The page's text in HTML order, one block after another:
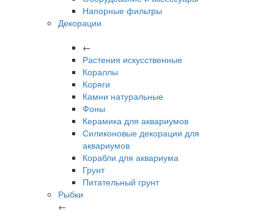
Напорные фильтры
Декорации
←
Растения искусственные
Кораллы
Коряги
Камни натуральные
Фоны
Керамика для аквариумов
Силиконовые декорации для
аквариумов
Корабли для аквариума
Грунт
Питательный грунт
Рыбки
←